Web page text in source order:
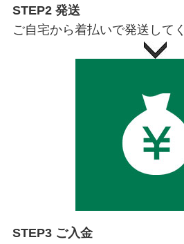
STEP2 発送
ご自宅から着払いで発送して
STEP3 ご入金